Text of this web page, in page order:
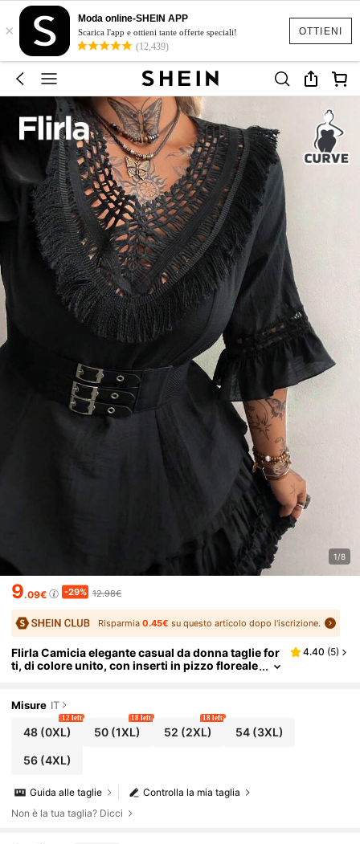
OTTIENI
×
Moda online-SHEIN APP
Scarica l'app e ottieni tante offerte speciali!
(12,439)
1/8
9.09€ -29% 12.98€
Risparmia0.45€ su questo articolo dopo l'iscrizione.
Flirla Camicia elegante casual da donna taglie for
ti, di colore unito, con inserti in pizzo floreale
4.40 (5)
Misure IT
48(0XL)
12 left
50 (1XL)
18 left
52 (2XL)
18 left
54(3XL)
56(4XL)
Controlla la mia taglia
Guida alle taglie
Non è la tua taglia? Dicci